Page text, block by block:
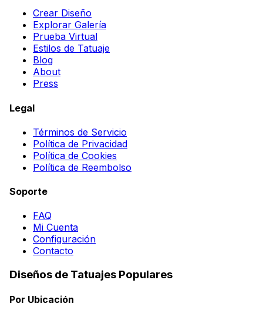
Crear Diseño
Explorar Galería
Prueba Virtual
Estilos de Tatuaje
Blog
About
Press
Legal
Términos de Servicio
Política de Privacidad
Política de Cookies
Política de Reembolso
Soporte
FAQ
Mi Cuenta
Configuración
Contacto
Diseños de Tatuajes Populares
Por Ubicación